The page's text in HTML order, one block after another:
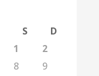
S
D
1
2
8
9